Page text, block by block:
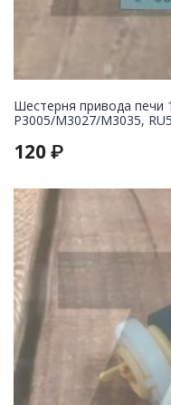
Шестерня привода печи
P3005/M3027/M3035,
120 ₽